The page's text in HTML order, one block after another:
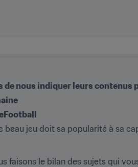
de nous indiquer leurs contenus
beau jeu doit sa popularité à sa
faisons le bilan des sujets qui